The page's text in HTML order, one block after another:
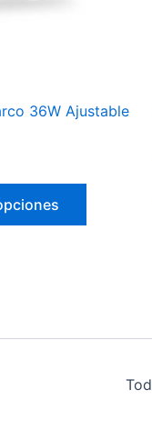
36W Ajustable
Este
pueden